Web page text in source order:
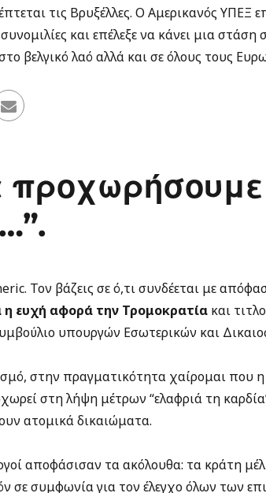
τις Βρυξέλλες. Ο Αμερικανός
και επέλεξε να κάνει μια
βελγικό λαό αλλά και σε όλους τους
Τον βάζεις σε ό,τι συνδέεται με
ευχή αφορά την Τρομοκρατίακαι
υπουργών Εσωτερικών και
στην πραγματικότητα χαίρομαι που
στη λήψη μέτρων “ελαφριά τη
ατομικά δικαιώματα.
αποφάσισαν τα ακόλουθα: τα κράτη
σε συμφωνία για τον έλεγχο όλων των